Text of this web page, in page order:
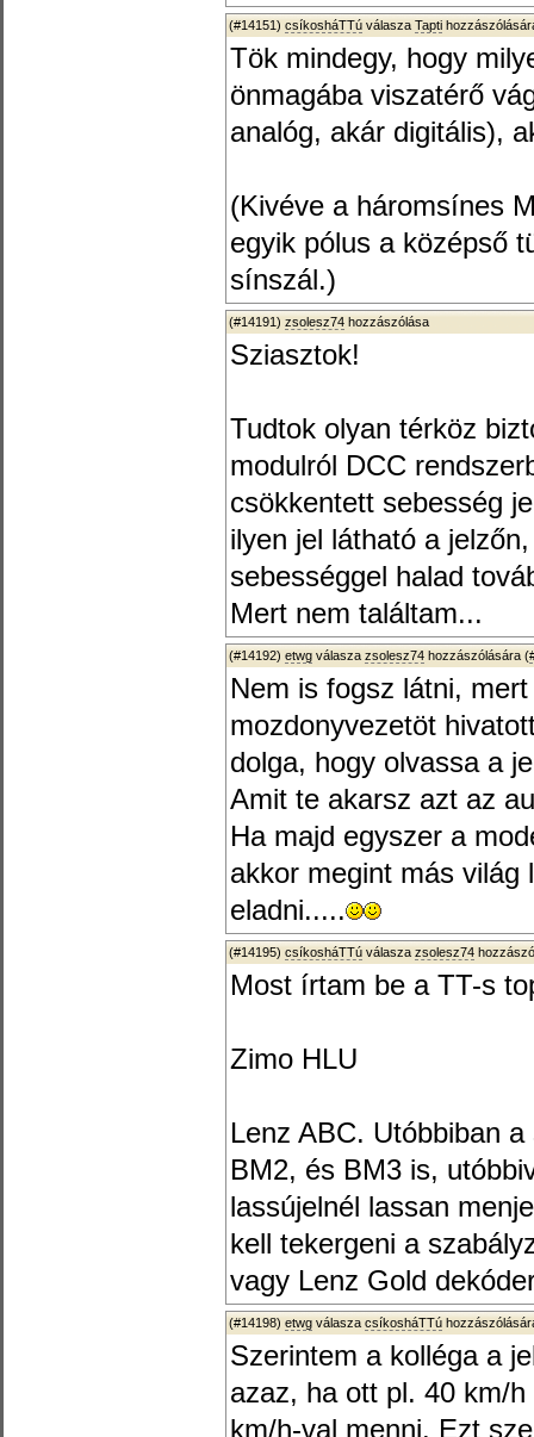
(#14151) csíkosháTTú válasza Tapti
Tök mindegy, hogy
önmagába viszatérő
analóg, akár digitális),
(Kivéve a háromsínes
egyik pólus a középső
sínszál.)
(#14191) zsolesz74 hozzászólása
Sziasztok!
Tudtok olyan térköz
modulról DCC
csökkentett sebesség
ilyen jel látható a
sebességgel halad
Mert nem találtam...
(#14192) etwg válasza zsolesz74 hozzászólására (
Nem is fogsz látni,
mozdonyvezetöt
dolga, hogy olvassa a
Amit te akarsz azt az
Ha majd egyszer a
akkor megint más világ
eladni.....
(#14195) csíkosháTTú válasza zsolesz74
Most írtam be a TT-s
Zimo HLU
Lenz ABC. Utóbbiban
BM2, és BM3 is,
lassújelnél lassan
kell tekergeni a
vagy Lenz Gold
(#14198) etwg válasza csíkosháTTú
Szerintem a kolléga a
azaz, ha ott pl. 40 km/
km/h-val menni. Ezt